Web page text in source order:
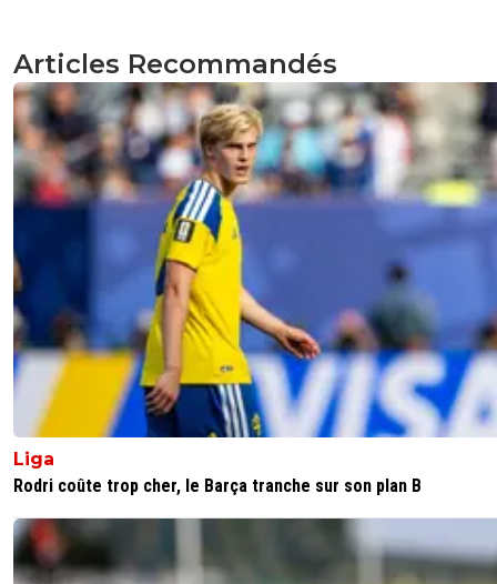
Articles Recommandés
Liga
Rodri coûte trop cher, le Barça tranche sur son plan B